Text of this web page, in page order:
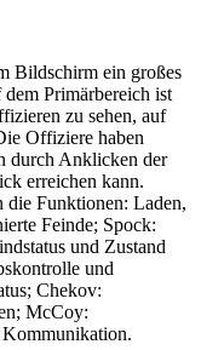
Bildschirm ein großes
Primärbereich ist
zu sehen, auf
Offiziere haben
durch Anklicken der
erreichen kann.
Funktionen: Laden,
Feinde; Spock:
und Zustand
und
Chekov:
McCoy:
Kommunikation.